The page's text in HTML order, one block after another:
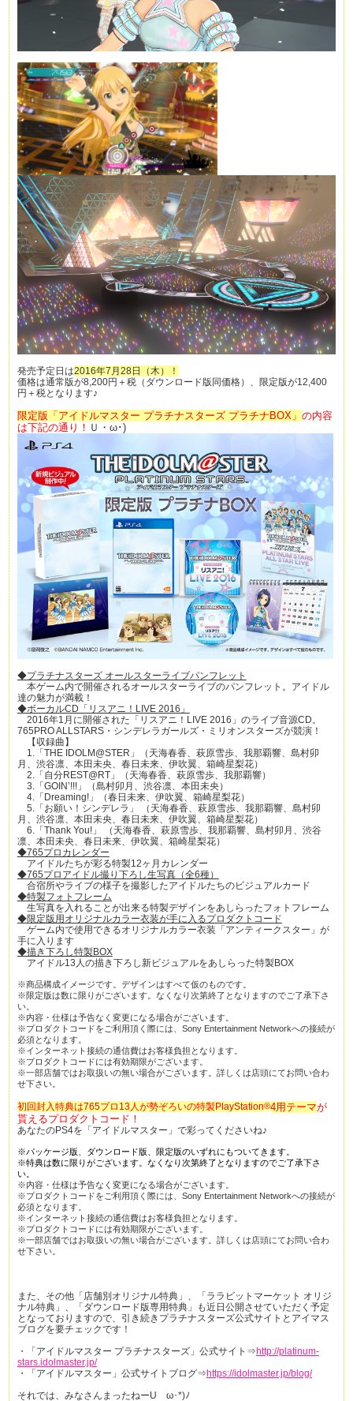
発売予定日は2016年7月28日（木）！
価格は通常版が8,200円＋税（ダウンロード版同価格）、限定版が12,400
円＋税となります♪
限定版「アイドルマスター プラチナスターズ プラチナBOX」 の内容
は下記の通り！ Ｕ・ω･)
◆プラチナスターズ オールスターライブパンフレット
本ゲーム内で開催されるオールスターライブのパンフレット。アイドル
達の魅力が満載！
◆ボーカルCD「リスアニ！LIVE 2016」
2016年1月に開催された「リスアニ！LIVE 2016」のライブ音源CD。
765PRO ALLSTARS・シンデレラガールズ・ミリオンスターズが競演！
【収録曲】
1.「THE IDOLM@STER」（天海春香、萩原雪歩、我那覇響、島村卯
月、渋谷凛、本田未央、春日未来、伊吹翼、箱崎星梨花）
2.「自分REST@RT」（天海春香、萩原雪歩、我那覇響）
3.「GOIN’!!!」（島村卯月、渋谷凛、本田未央）
4.「Dreaming!」（春日未来、伊吹翼、箱崎星梨花）
5.「お願い！シンデレラ」 （天海春香、萩原雪歩、我那覇響、島村卯
月、渋谷凛、本田未央、春日未来、伊吹翼、箱崎星梨花）
6.「Thank You!」 （天海春香、萩原雪歩、我那覇響、島村卯月、渋谷
凛、本田未央、春日未来、伊吹翼、箱崎星梨花）
◆765プロカレンダー
アイドルたちが彩る特製12ヶ月カレンダー
◆765プロアイドル撮り下ろし生写真（全6種）
合宿所やライブの様子を撮影したアイドルたちのビジュアルカード
◆特製フォトフレーム
生写真を入れることが出来る特製デザインをあしらったフォトフレーム
◆限定版用オリジナルカラー衣装が手に入るプロダクトコード
ゲーム内で使用できるオリジナルカラー衣装「アンティークスター」が
手に入ります
◆描き下ろし特製BOX
アイドル13人の描き下ろし新ビジュアルをあしらった特製BOX
※商品構成イメージです。デザインはすべて仮のものです。
※限定版は数に限りがございます。なくなり次第終了となりますのでご了承下さ
い。
※内容・仕様は予告なく変更になる場合がございます。
※プロダクトコードをご利用頂く際には、Sony Entertainment Networkへの接続が
必須となります。
※インターネット接続の通信費はお客様負担となります。
※プロダクトコードには有効期限がございます。
※一部店舗ではお取扱いの無い場合がございます。詳しくは店頭にてお問い合わ
せ下さい。
初回封入特典は765プロ13人が勢ぞろいの特製PlayStation®4用テーマが
貰えるプロダクトコード！
あなたのPS4を「アイドルマスター」で彩ってくださいね♪
※パッケージ版、ダウンロード版、限定版のいずれにもついてきます。
※特典は数に限りがございます。なくなり次第終了となりますのでご了承下さ
い。
※内容・仕様は予告なく変更になる場合がございます。
※プロダクトコードをご利用頂く際には、Sony Entertainment Networkへの接続が
必須となります。
※インターネット接続の通信費はお客様負担となります。
※プロダクトコードには有効期限がございます。
※一部店舗ではお取扱いの無い場合がございます。詳しくは店頭にてお問い合わ
せ下さい。
また、その他「店舗別オリジナル特典」、「ララビットマーケット オリジ
ナル特典」、「ダウンロード版専用特典」も近日公開させていただく予定
となっておりますので、引き続きプラチナスターズ公式サイトとアイマス
ブログを要チェックです！
・「アイドルマスター プラチナスターズ」公式サイト⇒ http://platinum-
stars.idolmaster.jp/
・「アイドルマスター」公式サイトブログ⇒ https://idolmaster.jp/blog/
それでは、みなさんまったねーUゝω･*)ﾉ